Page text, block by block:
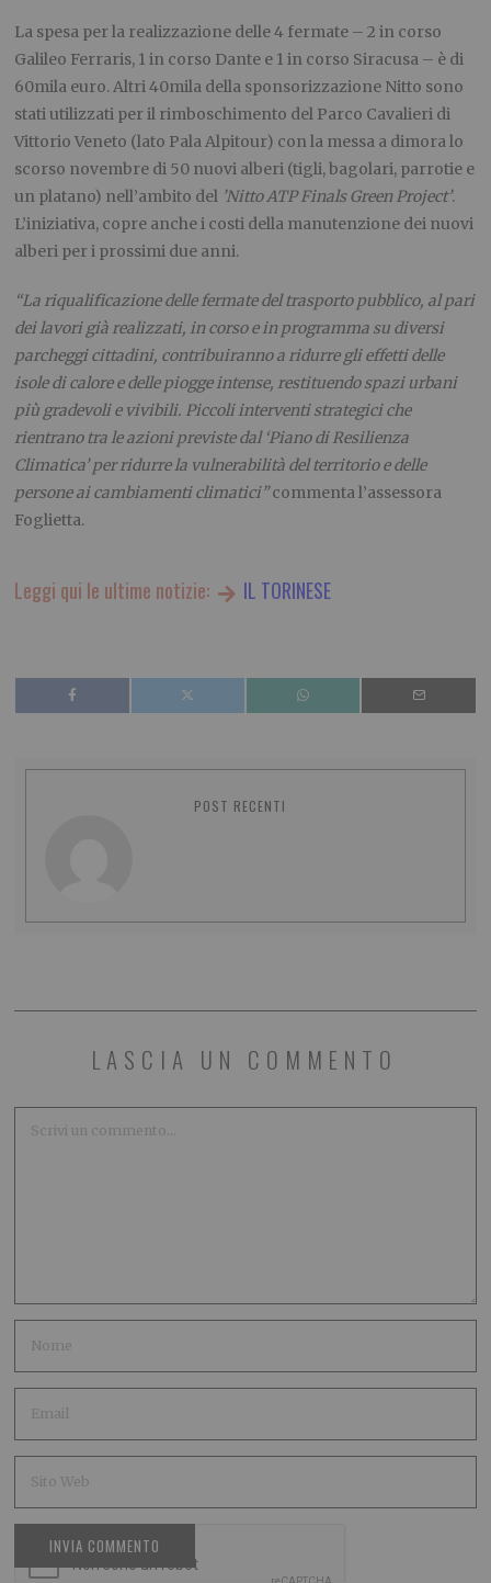
La spesa per la realizzazione delle 4 fermate – 2 in corso
Galileo Ferraris, 1 in corso Dante e 1 in corso Siracusa – è di
60mila euro. Altri 40mila della sponsorizzazione Nitto sono
stati utilizzati per il rimboschimento del Parco Cavalieri di
Vittorio Veneto (lato Pala Alpitour) con la messa a dimora lo
scorso novembre di 50 nuovi alberi (tigli, bagolari, parrotie e
un platano) nell’ambito del ’Nitto ATP Finals Green Project’.
L’iniziativa, copre anche i costi della manutenzione dei nuovi
alberi per i prossimi due anni.
“La riqualificazione delle fermate del trasporto pubblico, al pari
dei lavori già realizzati, in corso e in programma su diversi
parcheggi cittadini, contribuiranno a ridurre gli effetti delle
isole di calore e delle piogge intense, restituendo spazi urbani
più gradevoli e vivibili. Piccoli interventi strategici che
rientrano tra le azioni previste dal ‘Piano di Resilienza
Climatica’ per ridurre la vulnerabilità del territorio e delle
persone ai cambiamenti climatici”commenta l’assessora
Foglietta.
Leggi qui le ultime notizie: IL TORINESE
POST RECENTI
LASCIA UN COMMENTO